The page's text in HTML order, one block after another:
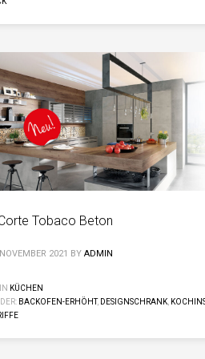
Tobaco Beton
2021 BY ADMIN
KÜCHEN
BACKOFEN-ERHÖHT, DESIGNSCHRANK